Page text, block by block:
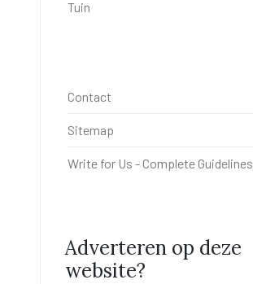
Tuin
Contact
Sitemap
Write for Us - Complete Guidelines
Adverteren op deze
website?